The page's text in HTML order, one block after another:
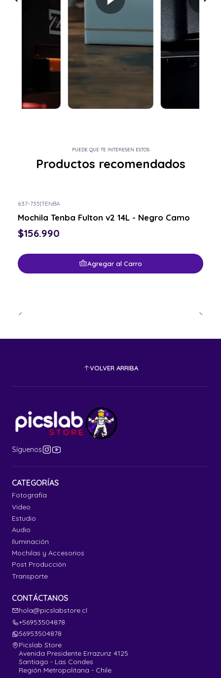
PUEDE QUE TE INTERESEN ESTOS
Productos recomendados
637-735|TENBA
Mochila Tenba Fulton v2 14L - Negro Camo
$156.990
Agregar al Carro
VOLVER ARRIBA
Síguenos
CATEGORÍAS
Fotografía
Video
Estudio
Audio
Iluminación
Mochilas y Accesorios
Post Producción
Transporte
CONTÁCTANOS
hola@picslabstore.cl
+56953504878
56953504878
Picslab Store
Avenida Presidente Errazuriz 4125
Santiago - Las Condes
Región Metropolitana - Chile